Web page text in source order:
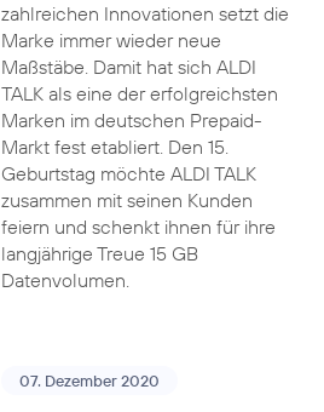
zahlreichen Innovationen setzt die
Marke immer wieder neue
Maßstäbe. Damit hat sich ALDI
TALK als eine der erfolgreichsten
Marken im deutschen Prepaid-
Markt fest etabliert. Den 15.
Geburtstag möchte ALDI TALK
zusammen mit seinen Kunden
feiern und schenkt ihnen für ihre
langjährige Treue 15 GB
Datenvolumen.
07. Dezember 2020